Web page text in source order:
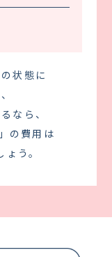
状態に
なら、
の費用は
う。